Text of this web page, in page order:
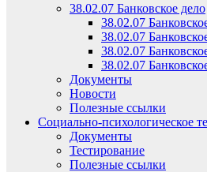
38.02.07 Банковское дело
38.02.07
38.02.07
38.02.07
38.02.07
Документы
Новости
Полезные ссылки
Социально-психологическое
Документы
Тестирование
Полезные ссылки